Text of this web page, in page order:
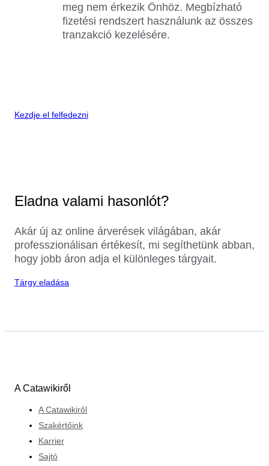
meg nem érkezik Önhöz. Megbízható
fizetési rendszert használunk az összes
tranzakció kezelésére.
Kezdje el felfedezni
Eladna valami hasonlót?
Akár új az online árverések világában, akár
professzionálisan értékesít, mi segíthetünk abban,
hogy jobb áron adja el különleges tárgyait.
Tárgy eladása
A Catawikiről
A Catawikiről
Szakértőink
Karrier
Sajtó